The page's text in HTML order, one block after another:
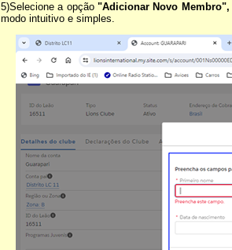
5)Selecione a opção "Adicionar Novo Membro",
modo intuitivo e simples.